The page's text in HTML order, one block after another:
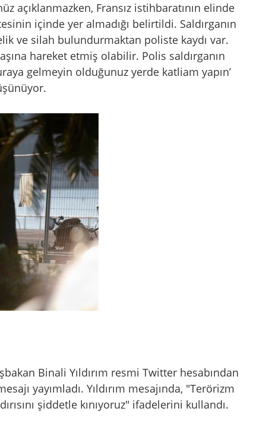
açıklanmazken, Fransız istihbaratının elinde
içinde yer almadığı belirtildi. Saldırganın
ve silah bulundurmaktan poliste kaydı var.
hareket etmiş olabilir. Polis saldırganın
gelmeyin olduğunuz yerde katliam yapın’
Binali Yıldırım resmi Twitter hesabından
yayımladı. Yıldırım mesajında, "Terörizm
şiddetle kınıyoruz" ifadelerini kullandı.